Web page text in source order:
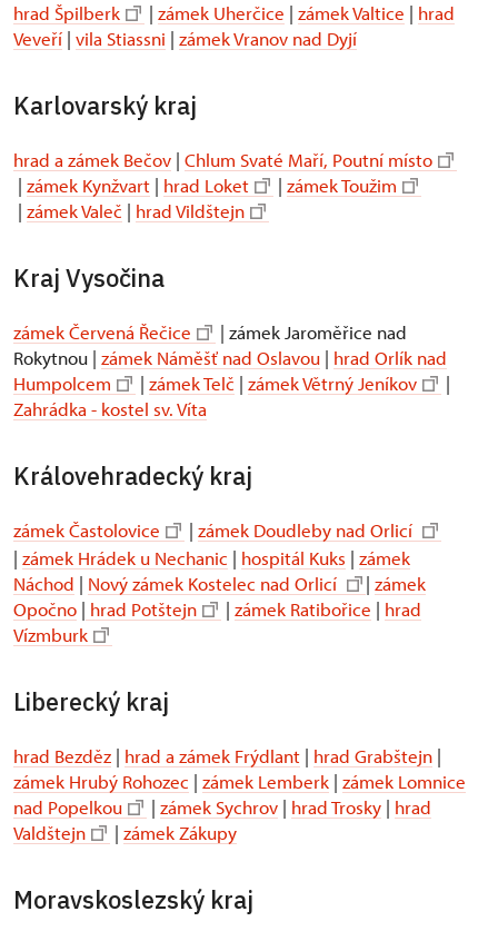
hrad Špilberk | zámek Uherčice | zámek Valtice | hrad
Veveří | vila Stiassni | zámek Vranov nad Dyjí
Karlovarský kraj
hrad a zámek Bečov | Chlum Svaté Maří, Poutní místo
| zámek Kynžvart | hrad Loket | zámek Toužim
| zámek Valeč | hrad Vildštejn
Kraj Vysočina
zámek Červená Řečice
| zámek Jaroměřice nad
Rokytnou | zámek Náměšť nad Oslavou | hrad Orlík nad
Humpolcem
| zámek Telč | zámek Větrný Jeníkov
|
Zahrádka - kostel sv. Víta
Královehradecký kraj
zámek Častolovice | zámek Doudleby nad Orlicí
| zámek Hrádek u Nechanic | hospitál Kuks | zámek
Náchod | Nový zámek Kostelec nad Orlicí | zámek
Opočno | hrad Potštejn | zámek Ratibořice | hrad
Vízmburk
Liberecký kraj
hrad Bezděz | hrad a zámek Frýdlant | hrad Grabštejn |
zámek Hrubý Rohozec | zámek Lemberk | zámek Lomnice
nad Popelkou
| zámek Sychrov | hrad Trosky | hrad
Valdštejn
| zámek Zákupy
Moravskoslezský kraj